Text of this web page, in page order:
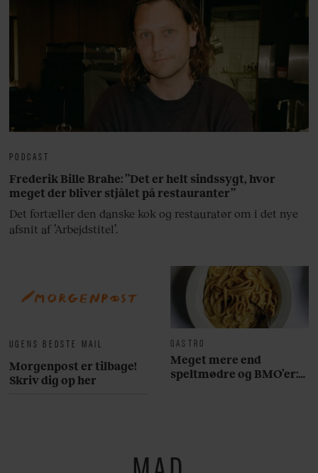
UGENS BEDSTE MAIL
Morgenpost er tilbage!
Skriv dig op her
GASTRO
Meget mere end
speltmødre og BMO’er:
PODCAST
Frederik Bille Brahe: ”Det er helt sindssygt, hvor
meget der bliver stjålet på restauranter”
Det fortæller den danske kok og restauratør om i det nye
afsnit af ’Arbejdstitel’.